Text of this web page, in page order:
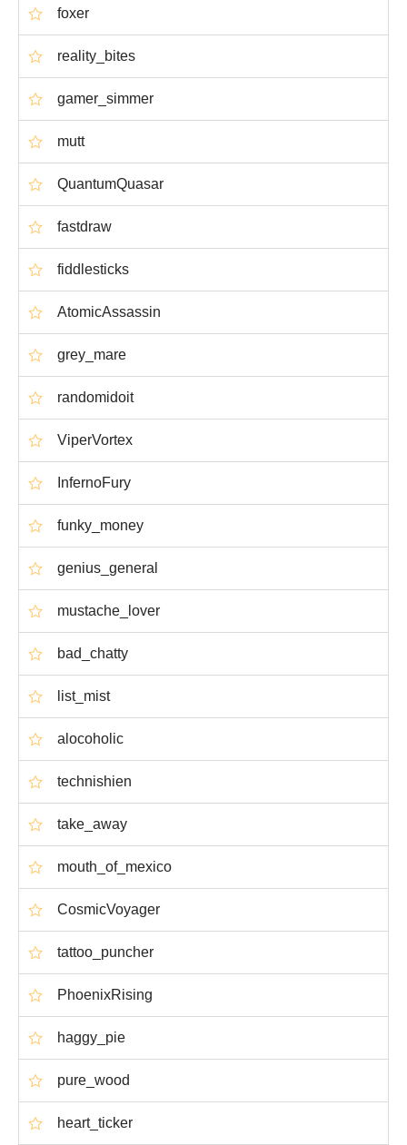
foxer
reality_bites
gamer_simmer
mutt
QuantumQuasar
fastdraw
fiddlesticks
AtomicAssassin
grey_mare
randomidoit
ViperVortex
InfernoFury
funky_money
genius_general
mustache_lover
bad_chatty
list_mist
alocoholic
technishien
take_away
mouth_of_mexico
CosmicVoyager
tattoo_puncher
PhoenixRising
haggy_pie
pure_wood
heart_ticker